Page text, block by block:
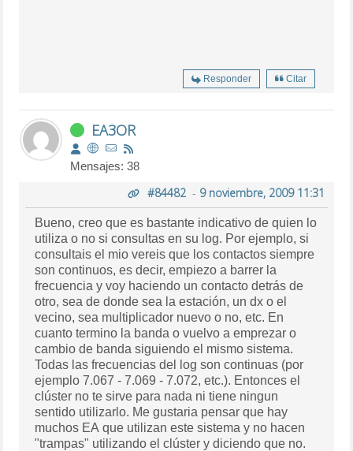
Responder Citar
EA3OR
Mensajes: 38
#84482- 9 noviembre, 2009 11:31
Bueno, creo que es bastante indicativo de quien lo
utiliza o no si consultas en su log. Por ejemplo, si
consultais el mio vereis que los contactos siempre
son continuos, es decir, empiezo a barrer la
frecuencia y voy haciendo un contacto detrás de
otro, sea de donde sea la estación, un dx o el
vecino, sea multiplicador nuevo o no, etc. En
cuanto termino la banda o vuelvo a emprezar o
cambio de banda siguiendo el mismo sistema.
Todas las frecuencias del log son continuas (por
ejemplo 7.067 - 7.069 - 7.072, etc.). Entonces el
clúster no te sirve para nada ni tiene ningun
sentido utilizarlo. Me gustaria pensar que hay
muchos EA que utilizan este sistema y no hacen
"trampas" utilizando el clúster y diciendo que no.